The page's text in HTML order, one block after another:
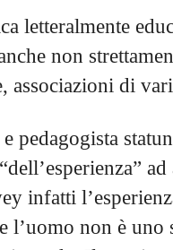
letteralmente
non
associazioni di
pedagogista
infatti
l’uomo non è uno